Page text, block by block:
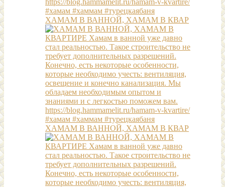
ХАМАМ В ВАННОЙ, ХАМАМ В КВАР
ХАМАМ В ВАННОЙ, ХАМАМ В КВАР